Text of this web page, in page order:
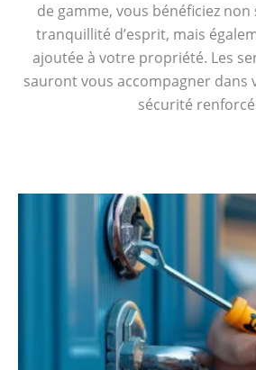
de gamme, vous bénéficiez non
tranquillité d’esprit, mais
ajoutée à votre propriété. Les
sauront vous accompagner dans
sécurité